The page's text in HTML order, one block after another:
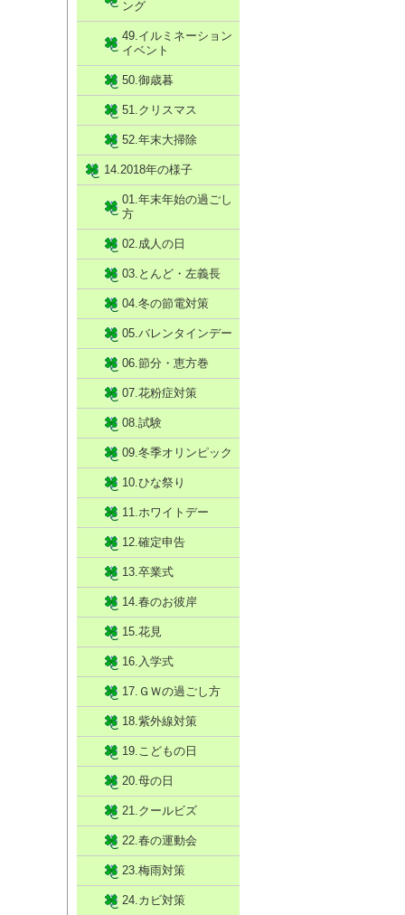
ング
49.イルミネーション
イベント
50.御歳暮
51.クリスマス
52.年末大掃除
14.2018年の様子
01.年末年始の過ごし
方
02.成人の日
03.とんど・左義長
04.冬の節電対策
05.バレンタインデー
06.節分・恵方巻
07.花粉症対策
08.試験
09.冬季オリンピック
10.ひな祭り
11.ホワイトデー
12.確定申告
13.卒業式
14.春のお彼岸
15.花見
16.入学式
17.ＧＷの過ごし方
18.紫外線対策
19.こどもの日
20.母の日
21.クールビズ
22.春の運動会
23.梅雨対策
24.カビ対策